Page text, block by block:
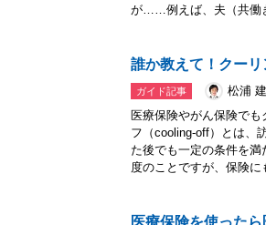
が……例えば、夫（共働
誰か教えて！クー
ガイド記事
松浦
医療保険やがん保険で
フ（cooling-off）とは、
た後でも一定の条件を
度のことですが、保険に
医療保険を使った